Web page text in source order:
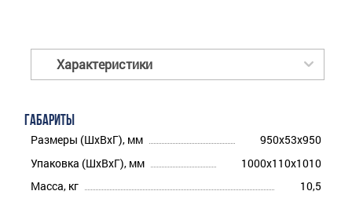
Характеристики
ГАБАРИТЫ
Размеры (ШхВхГ), мм
950x53x950
Упаковка (ШхВхГ), мм
1000x110x1010
Масса, кг
10,5